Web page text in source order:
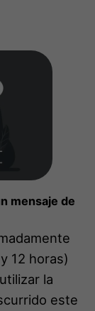
mensaje de
12 horas)
la
este